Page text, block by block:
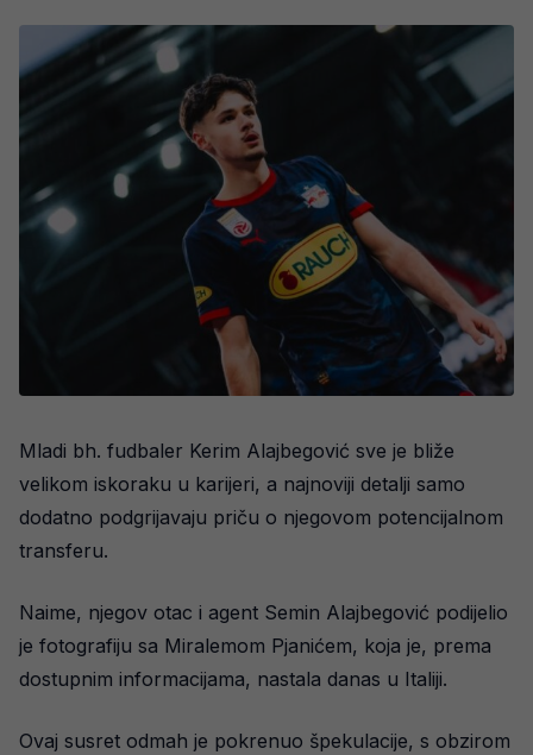
Mladi bh. fudbaler Kerim Alajbegović sve je bliže
velikom iskoraku u karijeri, a najnoviji detalji samo
dodatno podgrijavaju priču o njegovom potencijalnom
transferu.
Naime, njegov otac i agent Semin Alajbegović podijelio
je fotografiju sa Miralemom Pjanićem, koja je, prema
dostupnim informacijama, nastala danas u Italiji.
Ovaj susret odmah je pokrenuo špekulacije, s obzirom